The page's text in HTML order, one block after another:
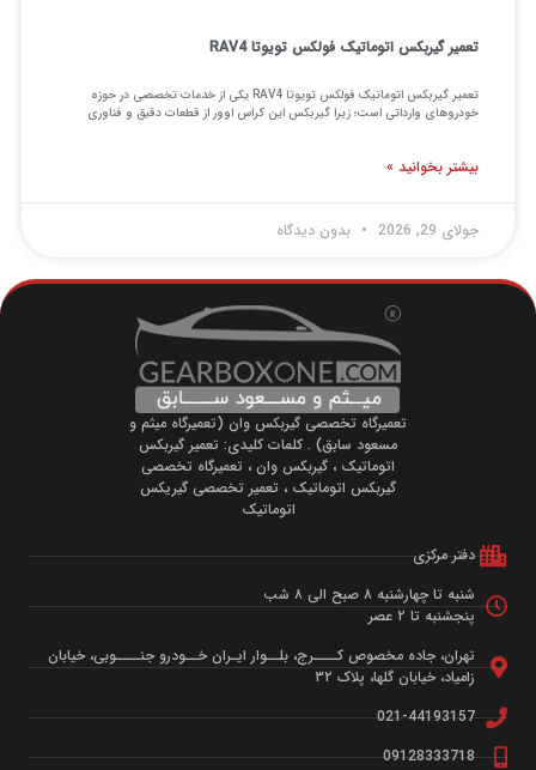
تعمیر گیربکس اتوماتیک فولکس تویوتا RAV4
تعمیر گیربکس اتوماتیک فولکس تویوتا RAV4 یکی از خدمات تخصصی در حوزه
خودروهای وارداتی است؛ زیرا گیربکس این کراس اوور از قطعات دقیق و فناوری
بیشتر بخوانید »
بدون دیدگاه
تعمیرگاه تخصصی گیربکس وان (تعمیرگاه میثم و
مسعود سابق) . کلمات کلیدی: تعمیر گیربکس
اتوماتیک ، گیربکس وان ، تعمیرگاه تخصصی
گیربکس اتوماتیک ، تعمیر تخصصی گیریکس
دفتر مرکزی
شنبه تا چهارشنبه ۸ صبح الی ۸ شب
پنجشنبه تا ۲ عصر
تهران، جاده مخصوص کــــرج، بلــوار ایـران خــودرو جنــــوبی، خیابان
زامیاد، خیابان گلها، پلاک ۳۲
021-44193157
09128333718